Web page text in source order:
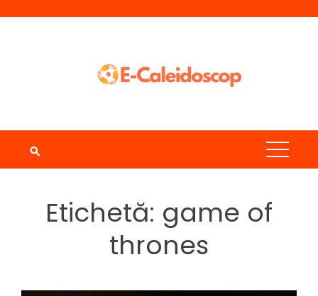
Etichetă: game of
thrones